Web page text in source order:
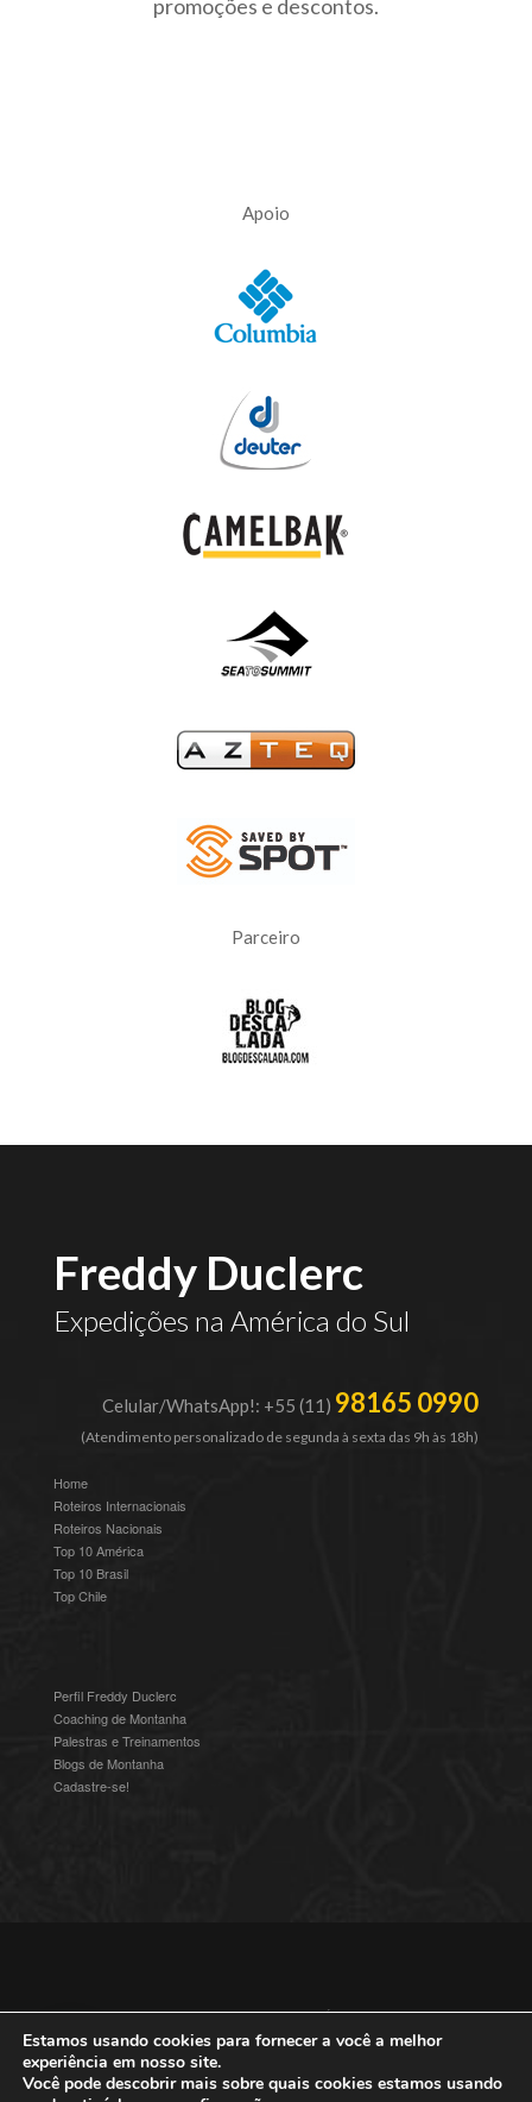
promoções e descontos.
Apoio
Parceiro
Freddy Duclerc
Expedições na América do Sul
Celular/WhatsApp!: +55 (11) 98165 0990
(Atendimento personalizado de segunda à sexta das 9h às 18h)
Home
Roteiros Internacionais
Roteiros Nacionais
Top 10 América
Top 10 Brasil
Top Chile
Perfil Freddy Duclerc
Coaching de Montanha
Palestras e Treinamentos
Blogs de Montanha
Cadastre-se!
© 2016-2025 Freddy Duclerc - Expedições na Ámerica do Sul.
Devenvolvido porStudioz4 | Política de Privacidade
Estamos usando cookies para fornecer a você a melhor
experiência em nosso site.
Você pode descobrir mais sobre quais cookies estamos usando